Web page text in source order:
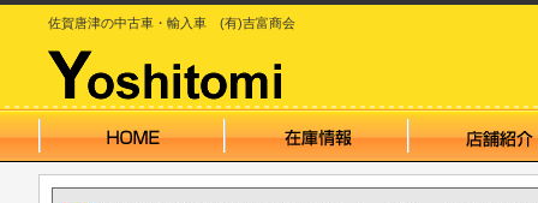
佐賀唐津の中古車・輸入車 (有)吉富商会